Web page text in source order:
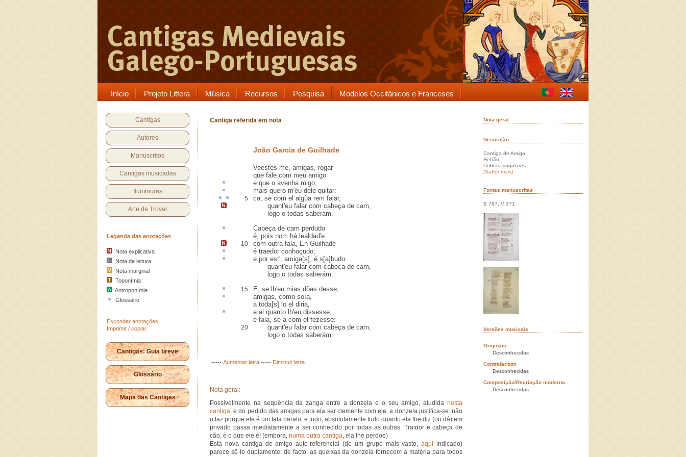
Início Projeto Littera Música Recursos Pesquisa Modelos Occitânicos e Franceses
Cantigas
Autores
Manuscritos
Cantigas musicadas
Iluminuras
Arte de Trovar
Legenda das anotações
Nota explicativa
Nota de leitura
Nota marginal
Toponímia
Antroponímia
Glossário
Esconder anotações
Imprimir / copiar
Cantigas: Guia breve
Glossário
Mapa das Cantigas
Cantiga referida em nota
João Garcia de Guilhade
Veestes-me, amigas, rogar
que fale com meu amigo
e que o avenhamigo;
mais quero-m'eu dele quitar:
5 ca, se com el algũa rem falar,
quant'eu falar com cabeça de cam,
logo o todas saberám.
Cabeça de cam perdudo
é, pois nom há lealdad'e
10 com outra fala, En Guilhade
é traedor conhoçudo;
e por est', amiga[s], é s[a]budo:
quant'eu falar com cabeça de cam,
logo o todas saberám.
15 E, se lh'eu mias dõas desse,
amigas, como soía,
a toda[s] lo el diria,
e al quanto lh'eu dissesse,
e fala, se a com el fezesse:
20
quant'eu falar com cabeça de cam,
logo o todas saberám.
----- Aumentar letra ----- Diminuir letra
Nota geral:
Possivelmente na sequência da zanga entre a donzela e o seu amigo, aludida nesta
cantiga, e do pedido das amigas para ela ser clemente com ele, a donzela justifica-se: não
o faz porque ele é um fala barato, e tudo, absolutamente tudo quanto ela lhe diz (ou dá) em
privado passa imediatamente a ser conhecido por todas as outras. Traidor e cabeça de
cão, é o que ele é! (embora, numa outra cantiga, ela lhe perdoe)
Esta nova cantiga de amigo auto-referencial (de um grupo mais vasto,aqui indicado)
parece sê-lo duplamente: de facto, as queixas da donzela fornecem a matéria para todos
Nota geral
Descrição
Cantiga de Amigo
Refrão
Cobras singulares
(Saber mais)
Fontes manuscritas
B 787, V 371
Versões musicais
Originais
Desconhecidas
Contrafactum
Desconhecidas
Composição/Recriação moderna
Desconhecidas